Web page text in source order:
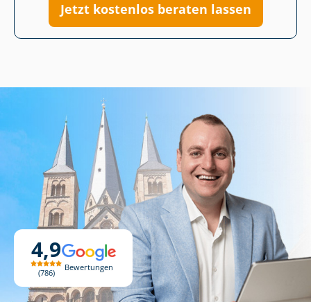
4,9
786
Bewertungen
Jetzt kostenlos beraten lassen